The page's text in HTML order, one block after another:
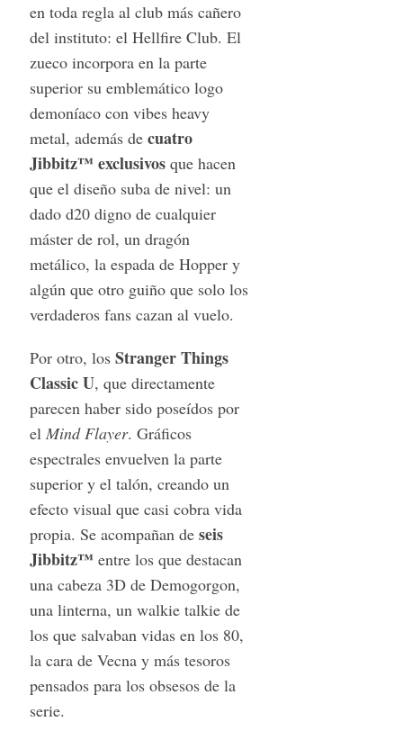
en toda regla al club más cañero
del instituto: el Hellfire Club. El
zueco incorpora en la parte
superior su emblemático logo
demoníaco con vibes heavy
metal, además de cuatro
Jibbitz™ exclusivosque hacen
que el diseño suba de nivel: un
dado d20 digno de cualquier
máster de rol, un dragón
metálico, la espada de Hopper y
algún que otro guiño que solo los
verdaderos fans cazan al vuelo.
Por otro, los Stranger Things
Classic U, que directamente
parecen haber sido poseídos por
el Mind Flayer. Gráficos
espectrales envuelven la parte
superior y el talón, creando un
efecto visual que casi cobra vida
propia. Se acompañan de seis
Jibbitz™ entre los que destacan
una cabeza 3D de Demogorgon,
una linterna, un walkie talkie de
los que salvaban vidas en los 80,
la cara de Vecna y más tesoros
pensados para los obsesos de la
serie.
e
a
r
f
o
r